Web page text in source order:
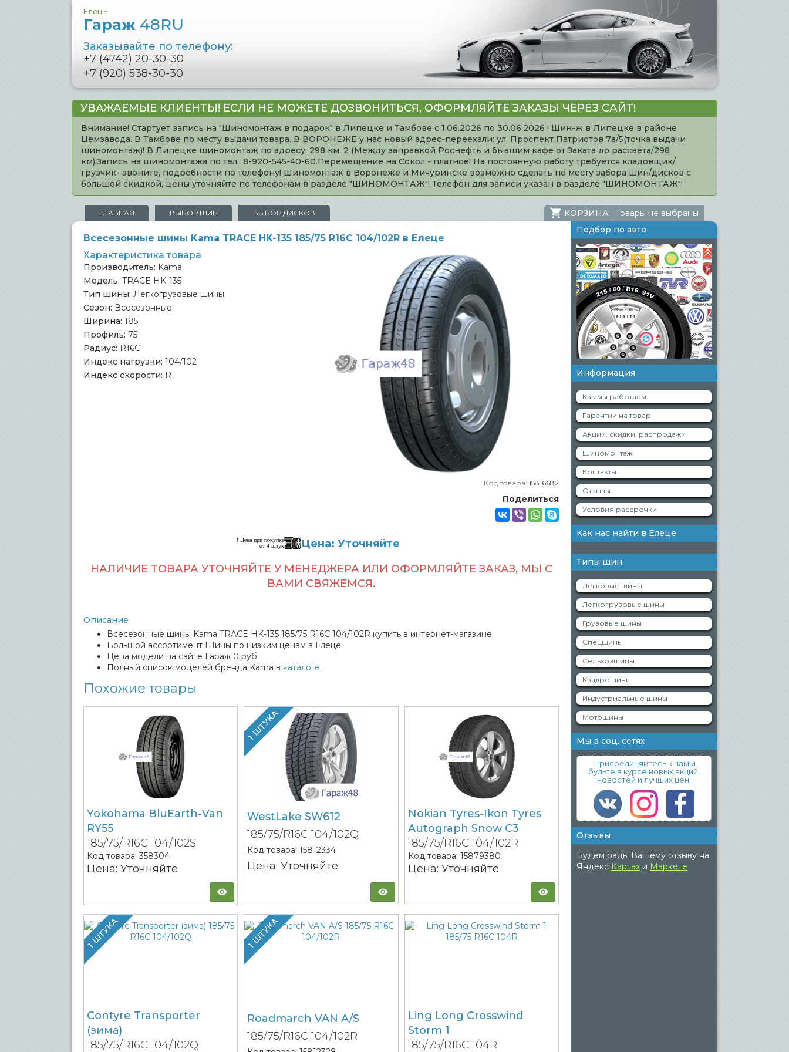
Елец
Гараж 48RU
Заказывайте по телефону:
+7 (4742) 20-30-30
+7 (920) 538-30-30
УВАЖАЕМЫЕ КЛИЕНТЫ! ЕСЛИ НЕ МОЖЕТЕ ДОЗВОНИТЬСЯ, ОФОРМЛЯЙТЕ ЗАКАЗЫ ЧЕРЕЗ САЙТ!
Внимание! Стартует запись на "Шиномонтаж в подарок" в Липецке и Тамбове с 1.06.2026 по 30.06.2026 ! Шин-ж в Липецке в районе
Цемзавода. В Тамбове по месту выдачи товара. В ВОРОНЕЖЕ у нас новый адрес-переехали: ул. Проспект Патриотов 7а/5(точка выдачи
шиномонтаж)! В Липецке шиномонтаж по адресу: 298 км, 2 (Между заправкой Роснефть и бывшим кафе от Заката до рассвета/298
км).Запись на шиномонтажа по тел.: 8-920-545-40-60.Перемещение на Сокол - платное! На постоянную работу требуется кладовщик/
грузчик- звоните, подробности по телефону! Шиномонтаж в Воронеже и Мичуринске возможно сделать по месту забора шин/дисков с
большой скидкой, цены уточняйте по телефонам в разделе "ШИНОМОНТАЖ"! Телефон для записи указан в разделе "ШИНОМОНТАЖ"!
ГЛАВНАЯ ВЫБОР ШИН ВЫБОР ДИСКОВ КОРЗИНА Товары не выбраны
Всесезонные шины Kama TRACE HK-135 185/75 R16C 104/102R в Елеце
Характеристика товара
Производитель: Kama
Модель: TRACE HK-135
Тип шины: Легкогрузовые шины
Сезон: Всесезонные
Ширина: 185
Профиль: 75
Радиус: R16C
Индекс нагрузки: 104/102
Индекс скорости: R
Код товара: 15816682
Поделиться
! Цена при покупке
от 4 штук
Цена: Уточняйте
НАЛИЧИЕ ТОВАРА УТОЧНЯЙТЕ У МЕНЕДЖЕРА ИЛИ ОФОРМЛЯЙТЕ ЗАКАЗ, МЫ С
ВАМИ СВЯЖЕМСЯ.
Описание
Всесезонные шины Kama TRACE HK-135 185/75 R16C 104/102R купить в интернет-магазине.
Большой ассортимент Шины по низким ценам в Елеце.
Цена модели на сайте Гараж 0 руб.
Полный список моделей бренда Kama в каталоге.
Похожие товары
Yokohama BluEarth-Van
RY55
185/75/R16C 104/102S
Код товара: 358304
Цена: Уточняйте
1 ШТУКА
WestLake SW612
185/75/R16C 104/102Q
Код товара:15812334
Цена: Уточняйте
Nokian Tyres-Ikon Tyres
Autograph Snow C3
185/75/R16C 104/102R
Код товара: 15879380
Цена: Уточняйте
1 ШТУКА
Contyre Transporter
(зима)
185/75/R16C 104/102Q
1 ШТУКА
Roadmarch VAN A/S
185/75/R16C 104/102R
Ling Long Crosswind
Storm 1
185/75/R16C 104R
Подбор по авто
Информация
Как мы работаем
Гарантии на товар
Акции, скидки, распродажи
Шиномонтаж
Контакты
Отзывы
Условия рассрочки
Как нас найти в Елеце
Типы шин
Легковые шины
Легкогрузовые шины
Грузовые шины
Спецшины
Сельхозшины
Квадрошины
Индустриальные шины
Мотошины
Мы в соц. сетях
Присоединяйтесь к нам и
будьте в курсе новых акций,
новостей и лучших цен!
Отзывы
Будем рады Вашему отзыву на
Яндекс Картах и Маркете